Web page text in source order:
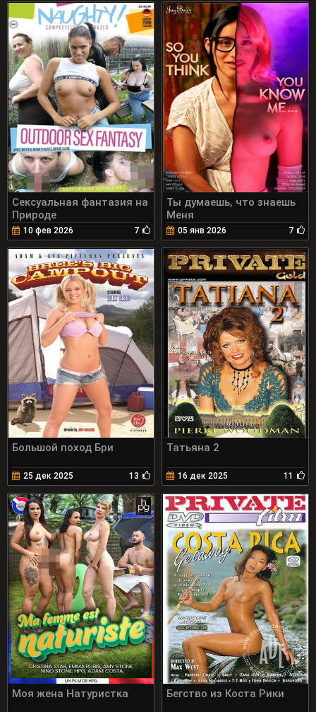
Сексуальная фантазия на
Природе
10 фев 2026 7
Ты думаешь, что знаешь
Меня
05 янв 2026 7
Большой поход Бри
25 дек 2025 13
Татьяна 2
16 дек 2025 11
Моя жена Натуристка Бегство из Коста Рики